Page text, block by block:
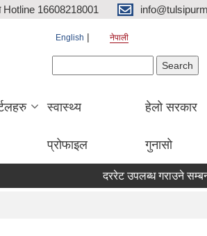
Hotline 16608218001
English नेपाली
स्वास्थ्य
प्रोफाइल
हेलो सरकार
गुनासो
दररेट उपलब्ध गराउने सम्बन्धमा सरुवा